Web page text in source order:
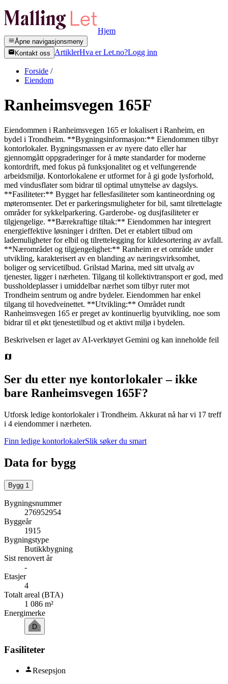
Hjem
Åpne navigasjonsmeny
Kontakt oss
ArtiklerHva er Let.no?Logg inn
Forside /
Eiendom
Ranheimsvegen 165F
Eiendommen i Ranheimsvegen 165 er lokalisert i Ranheim, en
bydel i Trondheim. **Bygningsinformasjon:** Eiendommen tilbyr
kontorlokaler. Bygningsmassen er av nyere dato eller har
gjennomgått oppgraderinger for å møte standarder for moderne
kontordrift, med fokus på funksjonalitet og et velfungerende
arbeidsmiljø. Kontorlokalene er utformet for å gi gode lysforhold,
med vindusflater som bidrar til optimal utnyttelse av dagslys.
**Fasiliteter:** Bygget har fellesfasiliteter som kantineordning og
møteromsenter. Det er parkeringsmuligheter for bil, samt tilrettelagte
områder for sykkelparkering. Garderobe- og dusjfasiliteter er
tilgjengelige. **Bærekraftige tiltak:** Eiendommen har integrert
energieffektive løsninger i driften. Det er etablert tilbud om
lademuligheter for elbil og tilrettelegging for kildesortering av avfall.
**Nærområdet og tilgjengelighet:** Ranheim er et område under
utvikling, karakterisert av en blanding av næringsvirksomhet,
boliger og servicetilbud. Grilstad Marina, med sitt utvalg av
tjenester, ligger i nærheten. Tilgang til kollektivtransport er god, med
bussholdeplasser i umiddelbar nærhet som tilbyr ruter mot
Trondheim sentrum og andre bydeler. Eiendommen har enkel
tilgang til hovedveinettet. **Utvikling:** Området rundt
Ranheimsvegen 165 er preget av kontinuerlig byutvikling, noe som
bidrar til et økt tjenestetilbud og et aktivt miljø i bydelen.
Beskrivelsen er laget av AI-verktøyet Gemini og kan inneholde feil
Ser du etter nye kontorlokaler – ikke
bare Ranheimsvegen 165F?
Utforsk ledige kontorlokaler i Trondheim. Akkurat nå har vi 17 treff
i 4 eiendommer i nærheten.
Finn ledige kontorlokalerSlik søker du smart
Data for bygg
Bygg 1
Bygningsnummer
276952954
Byggeår
1915
Bygningstype
Butikkbygning
Sist renovert år
-
Etasjer
4
Totalt areal (BTA)
1 086 m²
Energimerke
D
Fasiliteter
Resepsjon